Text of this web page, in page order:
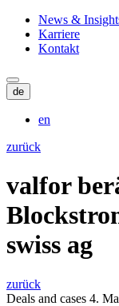
News &
Karriere
Kontakt
de
en
zurück
valfor
swiss ag
zurück
Deals and cases 4.